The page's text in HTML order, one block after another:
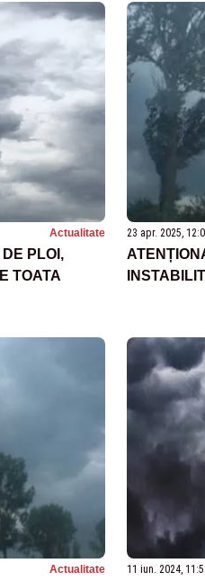
Actualitate
PLOI,
TOATA
23 apr. 2025,
Actualitate 11 iun. 2024,